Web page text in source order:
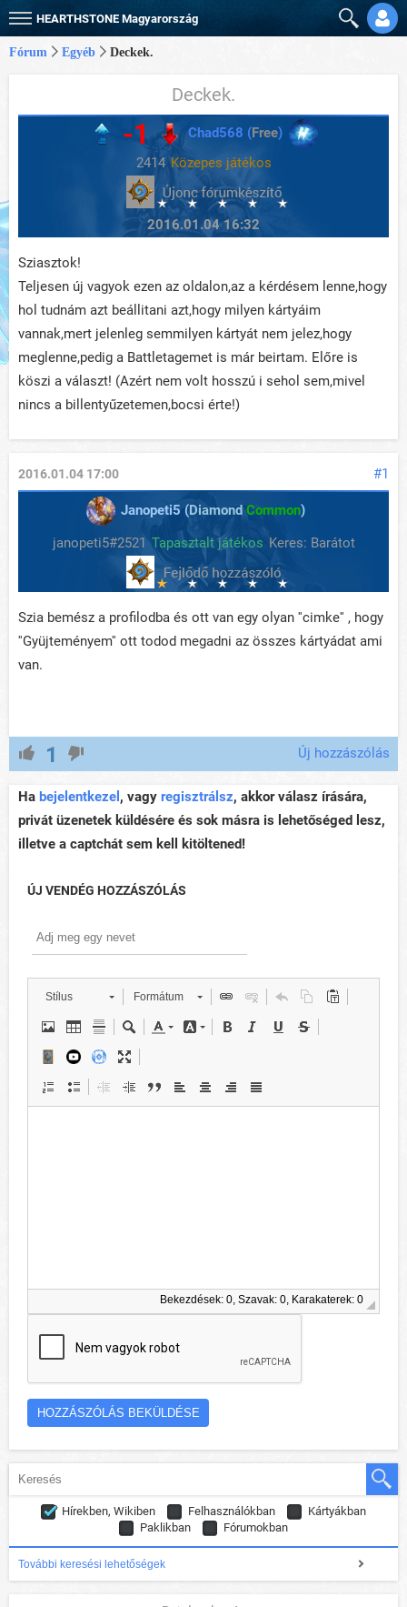
HEARTHSTONE Magyarország
Fórum Egyéb Deckek.
Deckek.
-1 Chad568 (Free)
2414 Közepes játékos
2016.01.04 16:32
Sziasztok!
Teljesen új vagyok ezen az oldalon,az a kérdésem lenne,hogy
hol tudnám azt beállitani azt,hogy milyen kártyáim
vannak,mert jelenleg semmilyen kártyát nem jelez,hogy
meglenne,pedig a Battletagemet is már beirtam. Előre is
köszi a választ! (Azért nem volt hosszú i sehol sem,mivel
nincs a billentyűzetemen,bocsi érte!)
#1
2016.01.04 17:00
Janopeti5 (Diamond Common)
janopeti5#2521 Tapasztalt játékos Keres: Barátot
Szia bemész a profilodba és ott van egy olyan ''cimke'' , hogy
''Gyüjteményem'' ott todod megadni az összes kártyádat ami
van.
1 Új hozzászólás
Ha bejelentkezel , vagy regisztrálsz, akkor válasz írására,
privát üzenetek küldésére és sok másra is lehetőséged lesz,
illetve a captchát sem kell kitöltened!
ÚJ VENDÉG HOZZÁSZÓLÁS
Stílus Formátum
Bekezdések: 0, Szavak: 0, Karakaterek: 0
Hírekben, Wikiben Felhasználókban
Kártyákban
Paklikban
Fórumokban
További keresési lehetőségek